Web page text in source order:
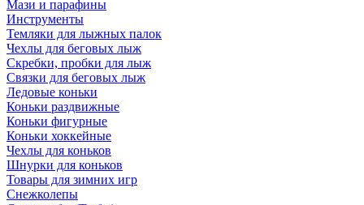
Мази и парафины
Инструменты
Темляки для лыжных палок
Чехлы для беговых лыж
Скребки, пробки для лыж
Связки для беговых лыж
Ледовые коньки
Коньки раздвижные
Коньки фигурные
Коньки хоккейные
Чехлы для коньков
Шнурки для коньков
Товары для зимних игр
Снежколепы